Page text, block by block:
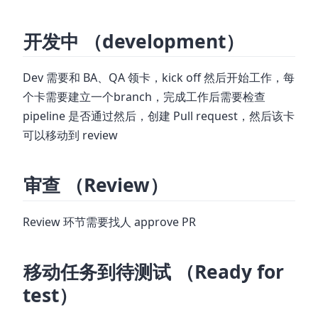
开发中 （development）
Dev 需要和 BA、QA 领卡，kick off 然后开始工作，每
个卡需要建立一个branch，完成工作后需要检查
pipeline 是否通过然后，创建 Pull request，然后该卡
可以移动到 review
审查 （Review）
Review 环节需要找人 approve PR
移动任务到待测试 （Ready for
test）